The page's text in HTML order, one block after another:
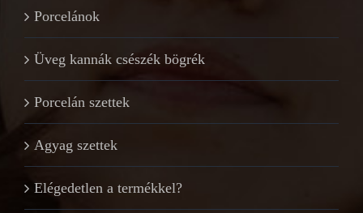
Porcelánok
Üveg kannák csészék bögrék
Porcelán szettek
Agyag szettek
Elégedetlen a termékkel?